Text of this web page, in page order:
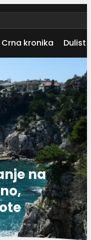
Crna kronika Dulist
na